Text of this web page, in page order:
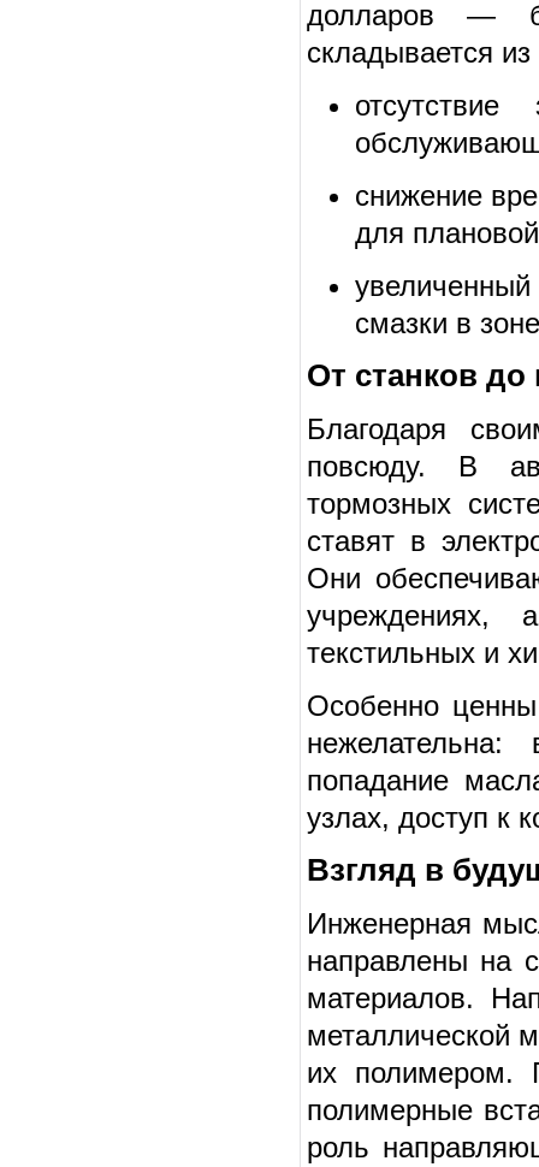
долларов —
складывается
снижение
для
смазки в
От станков
Благодаря
повсюду. В
тормозных
ставят в
Они
учреждениях,
текстильных и
Особенно
попадание
узлах, доступ к
Взгляд в
Инженерная
направлены на
материалов.
металлической
их полимером.
полимерные
роль